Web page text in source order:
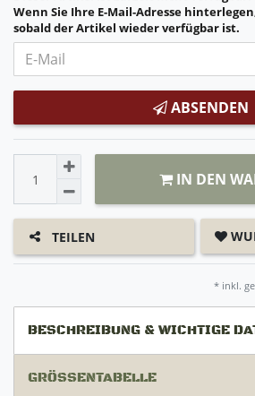
Wenn Sie Ihre E-Mail-Adresse
sobald der Artikel wieder verfügbar ist.
ABSENDEN
IN DEN
TEILEN
* inkl.
BESCHREIBUNG & WICHTIGE
GRÖSSENTABELLE